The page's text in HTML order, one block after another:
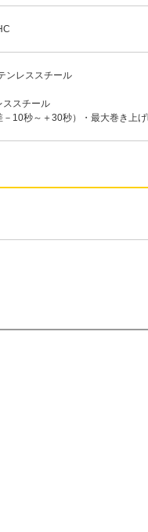
ンレススチール
ススチール
10秒～＋30秒）・最大巻き上